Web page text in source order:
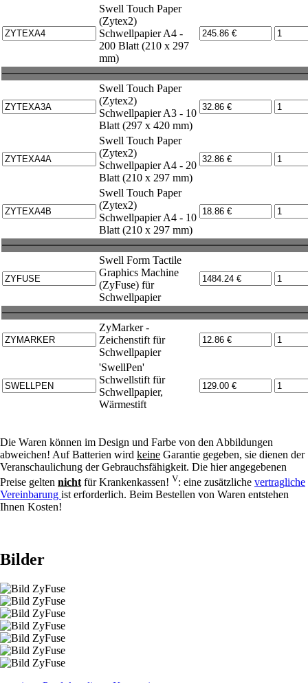
Swell Touch Paper
(Zytex2)
Schwellpapier A4 -
200 Blatt (210 x 297
mm)
Swell Touch Paper
(Zytex2)
Schwellpapier A3 - 10
Blatt (297 x 420 mm)
Swell Touch Paper
(Zytex2)
Schwellpapier A4 - 20
Blatt (210 x 297 mm)
Swell Touch Paper
(Zytex2)
Schwellpapier A4 - 10
Blatt (210 x 297 mm)
Swell Form Tactile
Graphics Machine
(ZyFuse) für
Schwellpapier
ZyMarker -
Zeichenstift für
Schwellpapier
'SwellPen'
Schwellstift für
Schwellpapier,
Wärmestift
Die Waren können im Design und Farbe von den Abbildungen
abweichen! Auf Batterien wird keine Garantie gegeben, sie dienen der
Veranschaulichung der Gebrauchsfähigkeit. Die hier angegebenen
Preise gelten nicht für Krankenkassen! V: eine zusätzliche vertragliche
Vereinbarung ist erforderlich. Beim Bestellen von Waren entstehen
Ihnen Kosten!
Bilder